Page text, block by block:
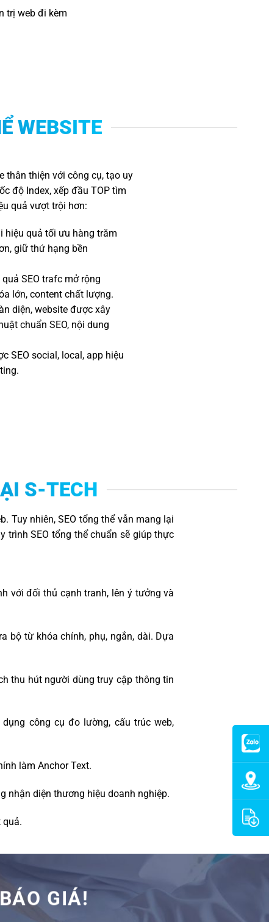
trị web đi kèm
WEBSITE
thân thiện với công cụ, tạo uy
độ Index, xếp đầu TOP tìm
quả vượt trội hơn:
hiệu quả tối ưu hàng trăm
giữ thứ hạng bền
SEO trafc mở rộng
lớn, content chất lượng.
diện, website được xây
chuẩn SEO, nội dung
SEO social, local, app hiệu
S-TECH
Tuy nhiên, SEO tổng thể vẫn mang lại
trình SEO tổng thể chuẩn sẽ giúp thực
với đối thủ cạnh tranh, lên ý tưởng và
bộ từ khóa chính, phụ, ngắn, dài. Dựa
thu hút người dùng truy cập thông tin
công cụ đo lường, cấu trúc web,
làm Anchor Text.
nhận diện thương hiệu doanh nghiệp.
quả.
GIÁ!